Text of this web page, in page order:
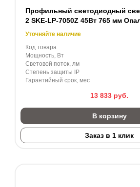
Профильный светодиодный
2 SKE-LP-7050Z 45Вт 765 мм
Уточняйте наличие
Код товара
Мощность, Вт
Световой поток, лм
Степень защиты IP
Гарантийный срок, мес
13 833 руб.
В корзину
Заказ в 1 клик